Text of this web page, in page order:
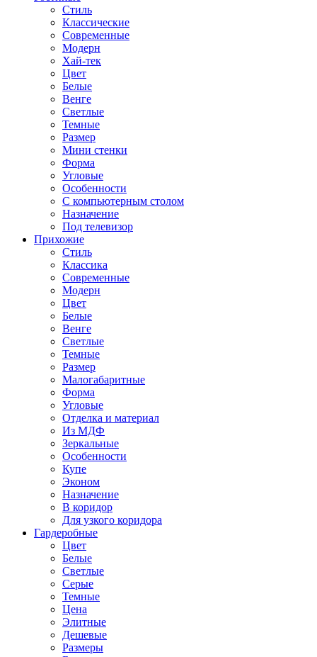
Стиль
Классические
Современные
Модерн
Хай-тек
Цвет
Белые
Венге
Светлые
Темные
Размер
Мини стенки
Форма
Угловые
Особенности
С компьютерным столом
Назначение
Под телевизор
Прихожие
Стиль
Классика
Современные
Модерн
Цвет
Белые
Венге
Светлые
Темные
Размер
Малогабаритные
Форма
Угловые
Отделка и материал
Из МДФ
Зеркальные
Особенности
Купе
Эконом
Назначение
В коридор
Для узкого коридора
Гардеробные
Цвет
Белые
Светлые
Серые
Темные
Цена
Элитные
Дешевые
Размеры